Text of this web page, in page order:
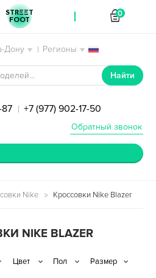
Дону | Регионы
Найти
| +7 (977) 902-17-50
Обратный звонок
Nike Кроссовки Nike Blazer
NIKE BLAZER
STREET
FOOT
0